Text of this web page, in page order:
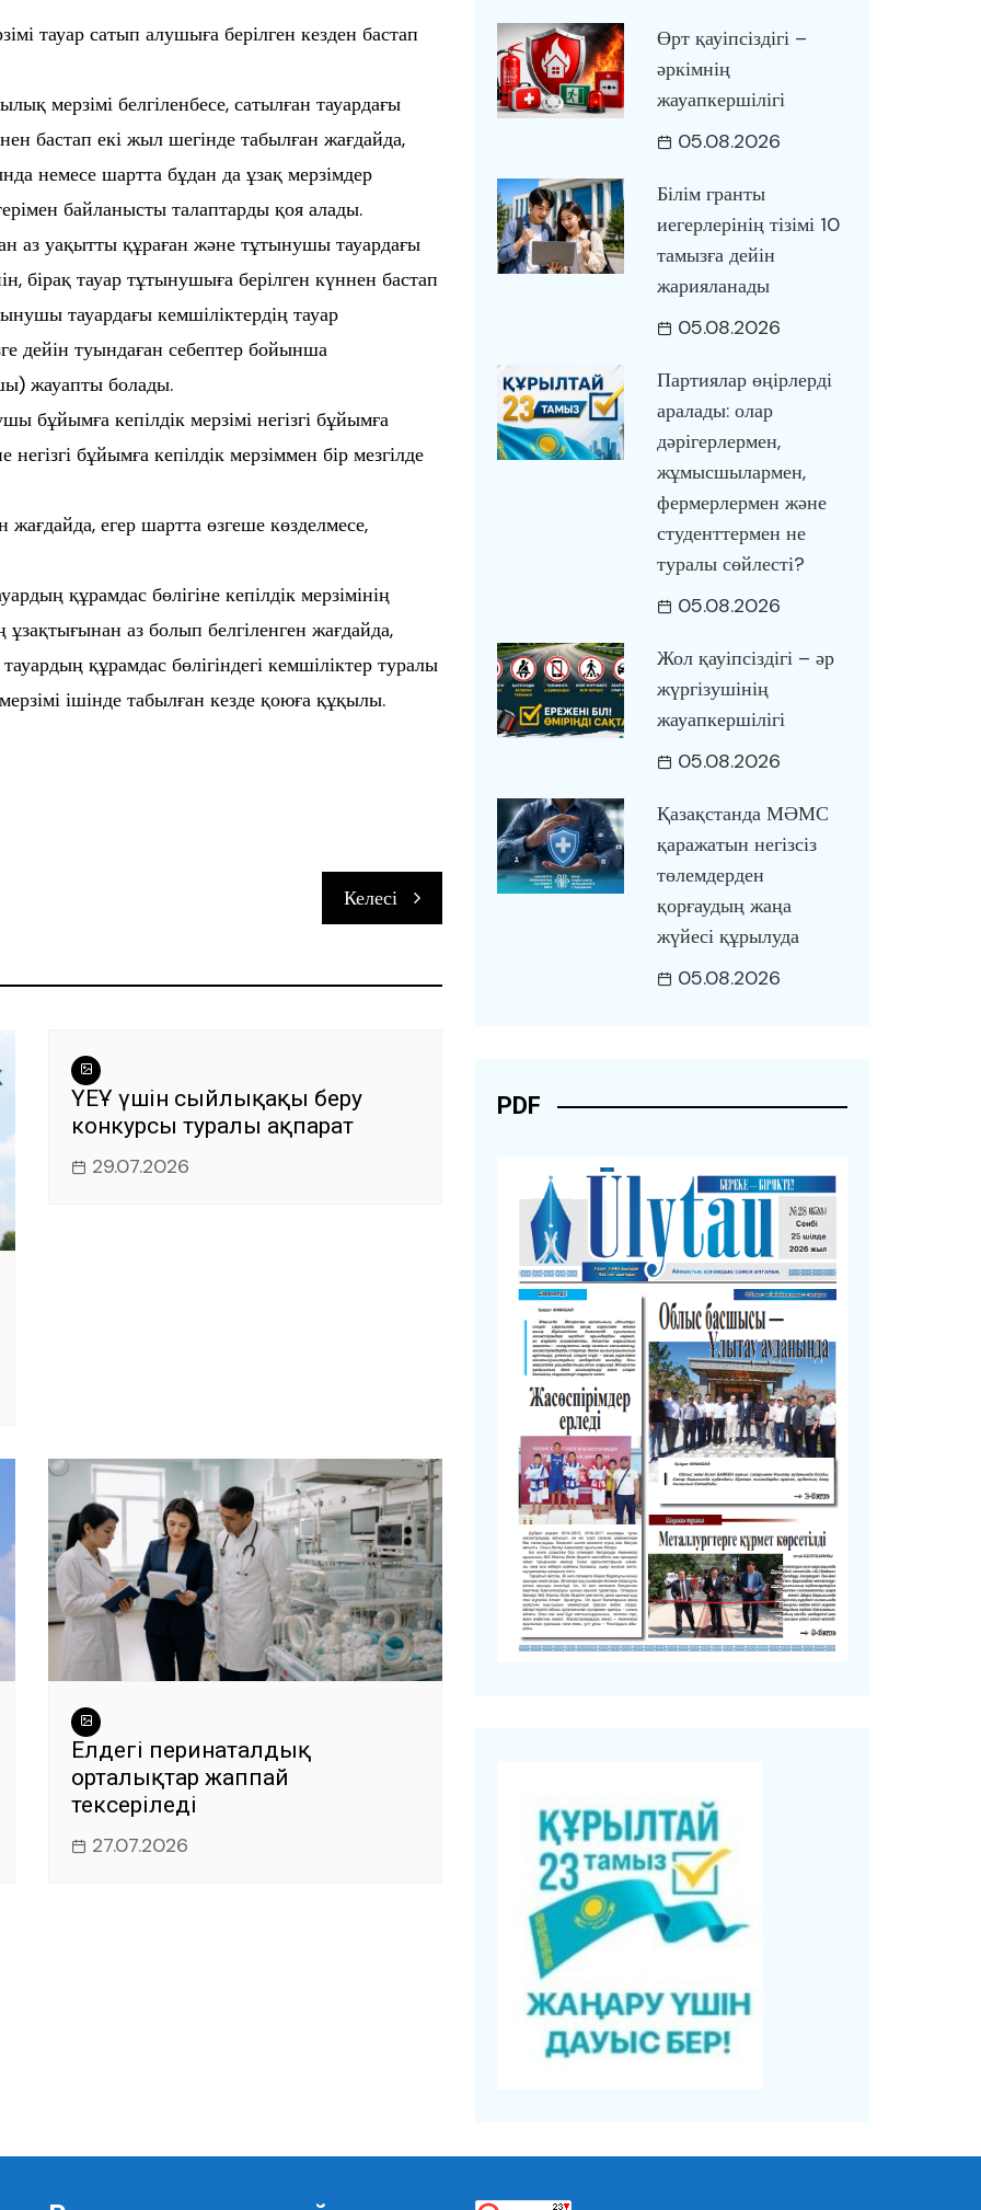
тауар сатып алушыға берілген кезден бастап
мерзімі белгіленбесе, сатылған тауардағы
бастап екі жыл шегінде табылған жағдайда,
немесе шартта бұдан да ұзақ мерзімдер
байланысты талаптарды қоя алады.
аз уақытты құраған және тұтынушы тауардағы
бірақ тауар тұтынушыға берілген күннен бастап
тауардағы кемшіліктердің тауар
дейін туындаған себептер бойынша
жауапты болады.
бұйымға кепілдік мерзімі негізгі бұйымға
бұйымға кепілдік мерзіммен бір мезгілде
егер шартта өзгеше көзделмесе,
құрамдас бөлігіне кепілдік мерзімінің
ұзақтығынан аз болып белгіленген жағдайда,
құрамдас бөлігіндегі кемшіліктер туралы
ішінде табылған кезде қоюға құқылы.
Келесі
ҮЕҰ үшін сыйлықақы беру
конкурсы туралы ақпарат
29.07.2026
Елдегі перинаталдық
орталықтар жаппай
тексеріледі
27.07.2026
Өрт қауіпсіздігі –
әркімнің
жауапкершілігі
05.08.2026
Білім гранты
иегерлерінің тізімі 10
тамызға дейін
жарияланады
05.08.2026
Партиялар өңірлерді
аралады: олар
дәрігерлермен,
жұмысшылармен,
фермерлермен және
студенттермен не
туралы сөйлесті?
05.08.2026
Жол қауіпсіздігі – әр
жүргізушінің
жауапкершілігі
05.08.2026
Қазақстанда МӘМС
қаражатын негізсіз
төлемдерден
қорғаудың жаңа
жүйесі құрылуда
05.08.2026
PDF